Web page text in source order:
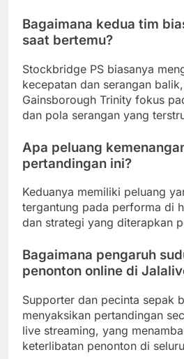
Bagaimana kedua tim
saat bertemu?
Stockbridge PS biasanya
kecepatan dan serangan
Gainsborough Trinity fokus
dan pola serangan yang
Apa peluang
pertandingan ini?
Keduanya memiliki peluang
tergantung pada performa di
dan strategi yang diterapkan
Bagaimana pengaruh
penonton online di
Supporter dan pecinta sepak
menyaksikan pertandingan
live streaming, yang
keterlibatan penonton di